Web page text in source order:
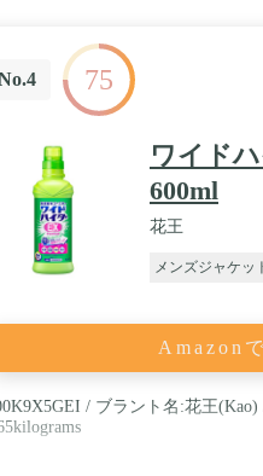
75
ワイド
600ml
花王
メンズジャケッ
Amazon
/ ブラント名:花王